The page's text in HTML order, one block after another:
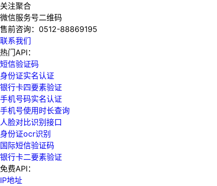
关注聚合
微信服务号二维码
售前咨询： 0512-88869195
联系我们
热门API：
短信验证码
身份证实名认证
银行卡四要素验证
手机号码实名认证
手机号使用时长查询
人脸对比识别接口
身份证ocr识别
国际短信验证码
银行卡二要素验证
免费API：
IP地址